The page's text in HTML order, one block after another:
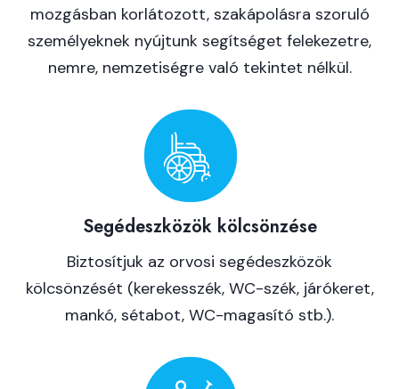
mozgásban korlátozott, szakápolásra szoruló
személyeknek nyújtunk segítséget felekezetre,
nemre, nemzetiségre való tekintet nélkül.
Segédeszközök kölcsönzése
Biztosítjuk az orvosi segédeszközök
kölcsönzését (kerekesszék, WC-szék, járókeret,
mankó, sétabot, WC-magasító stb.).